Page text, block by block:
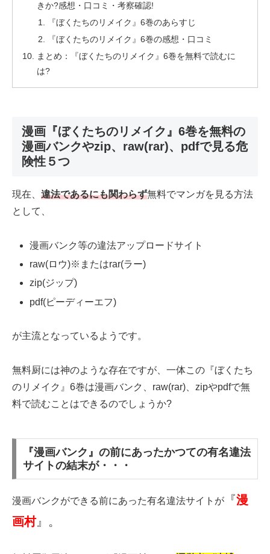
きか?感想・口コミ・考察確認!
『ぼくたちのリメイク』6巻のあらすじ
『ぼくたちのリメイク』6巻の感想・口コミ
まとめ：『ぼくたちのリメイク』6巻を無料で読むに
は?
漫画『ぼくたちのリメイク』6巻を無料の
漫画バンクやzip、raw(rar)、pdfで見る危
険性５つ
現在、 違法であるにも関わらず無料でマンガを見る方法
として、
漫画バンク等の違法アップロードサイト
raw(ロウ)※またはrar(ラー)
zip(ジップ)
pdf(ピーディーエフ)
が主流となっているようです。
無料厨には神のような存在ですが、一体この『ぼくたち
のリメイク』6巻は漫画バンク、raw(rar)、zipやpdfで無
料で読むことはできるのでしょうか?
『漫画バンク』の前にあったかつての有名違法
サイトの結末が・・・
漫画バンクができる前にあった有名違法サイトが 『漫
画村』。